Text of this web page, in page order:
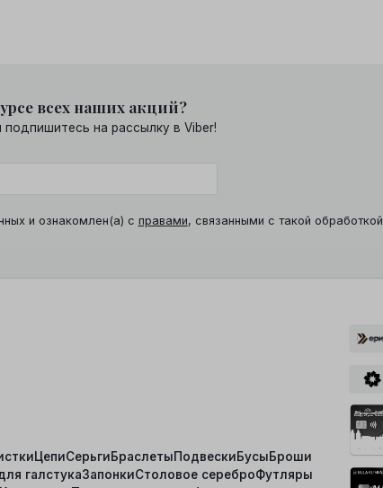
всех наших акций?
на рассылку в Viber!
и ознакомлен(а) с правами, связанными с такой обработкой
ЦепиСерьгиБраслетыПодвескиБусыБроши
галстукаЗапонкиСтоловое сереброФутляры